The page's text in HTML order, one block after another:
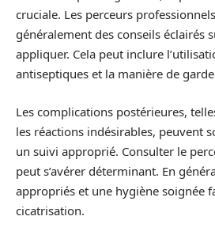
cruciale. Les perceurs
généralement des conseils éclairés
appliquer. Cela peut inclure
antiseptiques et la manière de
Les complications postérieures,
les réactions indésirables, peuvent
un suivi approprié. Consulter le
peut s’avérer déterminant. En
appropriés et une hygiène soignée
cicatrisation.